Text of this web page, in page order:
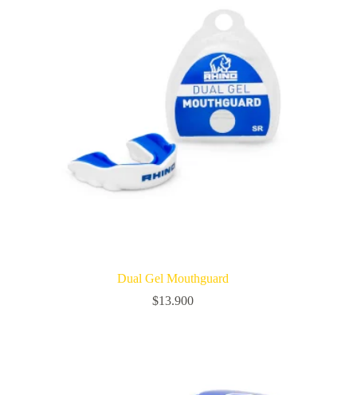
Dual Gel Mouthguard
$13.900